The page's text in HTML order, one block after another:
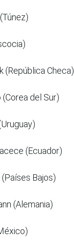
(República Checa)
del Sur)
(Ecuador)
Bajos)
(Alemania)